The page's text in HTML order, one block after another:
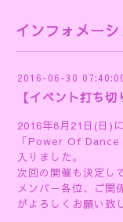
インフォメーシ
2016-06-30
【イベント打ち
2016年8月21日(日)
「Power Of Dance
入りました。
次回の開催も決定し
メンバー各位、ご関
がよろしくお願い致